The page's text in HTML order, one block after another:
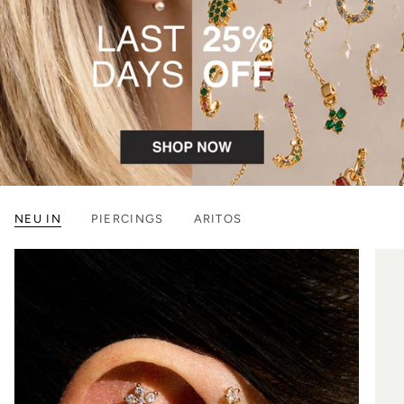
NEU IN PIERCINGS ARITOS